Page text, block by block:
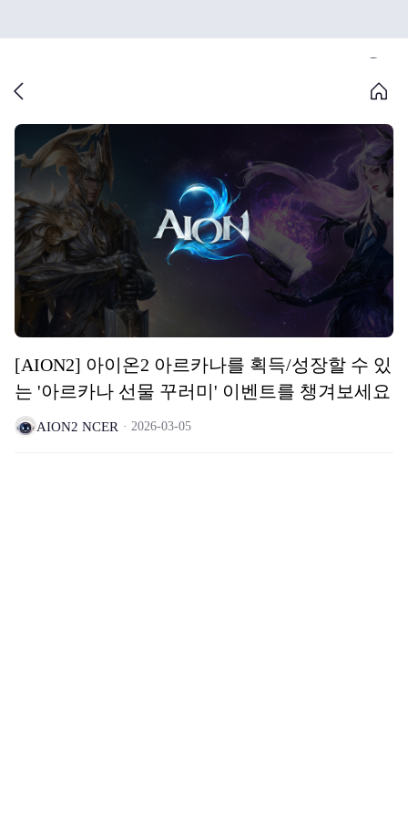
[AION2] 아이온2 아르카나를 획득/성장할 수 있
는 '아르카나 선물 꾸러미' 이벤트를 챙겨보세요
AION2 NCER 2026-03-05